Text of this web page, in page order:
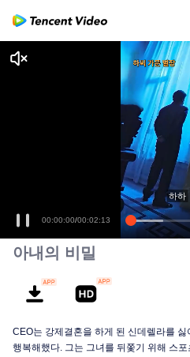
고화질 콘텐츠를
00:00:00/00:02:13
하하
아내의 비밀
CEO는 강제결혼을 하게 된 신데렐라를
행복해했다. 그는 그녀를 뒤쫓기 위해 스